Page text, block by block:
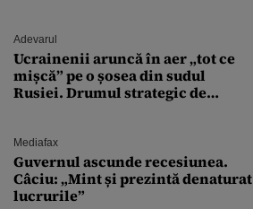
Adevarul
Ucrainenii aruncă în aer „tot ce
mișcă” pe o șosea din sudul
Rusiei. Drumul strategic de
Mediafax
Guvernul ascunde recesiunea.
Câciu: „Mint și prezintă denaturat
lucrurile”